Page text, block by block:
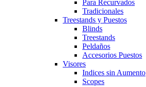
Para Recurvados
Tradicionales
Treestands y Puestos
Blinds
Treestands
Peldaños
Accesorios Puestos
Visores
Indices sin Aumento
Scopes